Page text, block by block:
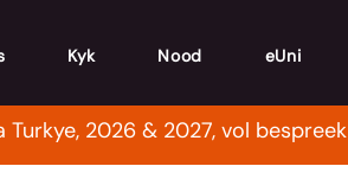
Kyk Nood eUni
Turkye, 2026 & 2027, vol bespreek